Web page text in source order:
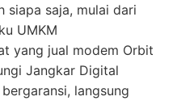
siapa saja, mulai dari
UMKM
yang jual modem Orbit
Jangkar Digital
langsung